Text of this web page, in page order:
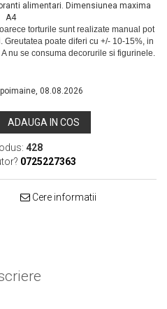
alimentari. Dimensiunea maxima
A4
08.08.2026
ADAUGA IN COS
428
0725227363
Cere informatii